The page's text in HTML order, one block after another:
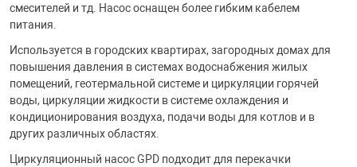
смесителей и тд. Насос оснащен более гибким кабелем
питания.
Используется в городских квартирах, загородных домах для
повышения давления в системах водоснабжения жилых
помещений, геотермальной системе и циркуляции горячей
воды, циркуляции жидкости в системе охлаждения и
кондиционирования воздуха, подачи воды для котлов и в
других различных областях.
Циркуляционный насос GPD подходит для перекачки